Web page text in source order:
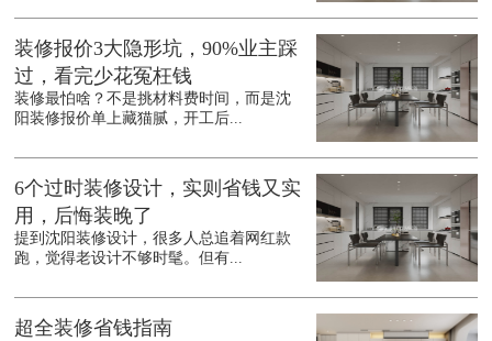
装修报价3大隐形坑，90%业主踩
过，看完少花冤枉钱
装修最怕啥？不是挑材料费时间，而是沈
阳装修报价单上藏猫腻，开工后...
6个过时装修设计，实则省钱又实
用，后悔装晚了
提到沈阳装修设计，很多人总追着网红款
跑，觉得老设计不够时髦。但有...
超全装修省钱指南